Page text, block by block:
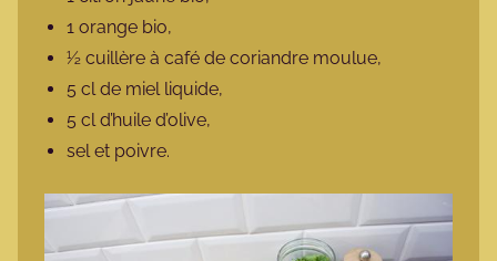
1 orange bio,
½ cuillère à café de coriandre moulue,
5 cl de miel liquide,
5 cl d’huile d’olive,
sel et poivre.